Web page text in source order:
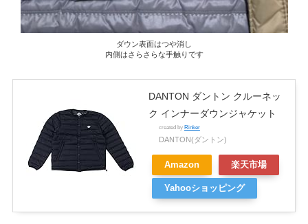
ダウン表面はつや消し
内側はさらさらな手触りです
DANTON ダントン クルーネッ
ク インナーダウンジャケット
created by Rinker
DANTON(ダントン)
Amazon 楽天市場
Yahooショッピング